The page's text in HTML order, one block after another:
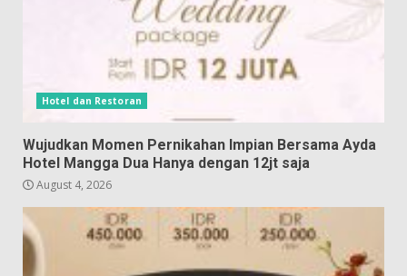
Hotel dan Restoran
Wujudkan Momen Pernikahan Impian Bersama Ayda
Hotel Mangga Dua Hanya dengan 12jt saja
August 4, 2026